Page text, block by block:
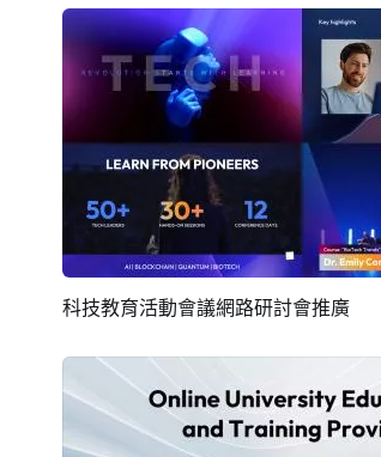
預覽 AI剪同款
科技教育活動會議網路研討會推廣